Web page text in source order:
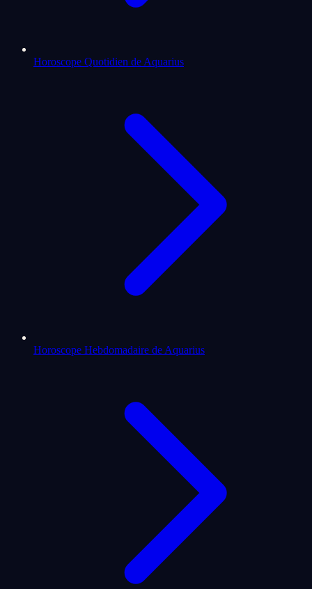
Horoscope Quotidien de Aquarius
Horoscope Hebdomadaire de Aquarius